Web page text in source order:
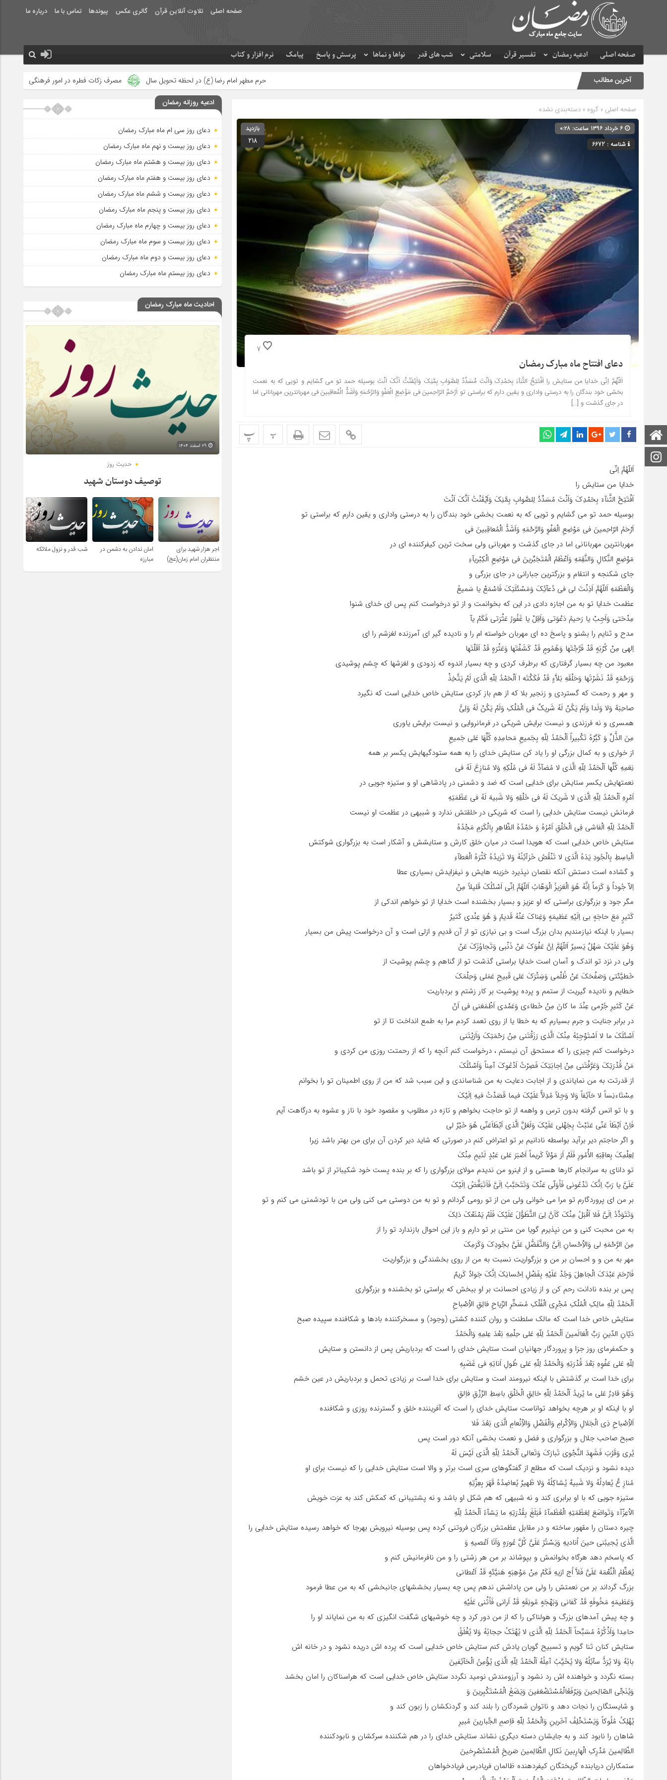
صفحه اصلی تلاوت آنلاین قرآن گالری عکس پیوندها تماس با ما درباره ما
صفحه اصلی ادعیه رمضان تفسیر قرآن سلامتی شب های قدر نواها و نماها پرسش و پاسخ پیامک نرم افزار و کتاب
صفحه اصلی
آخرین مطالب حرم مطهر امام رضا (ع) در لحظه تحویل سال مصرف زکات فطره در امور فرهنگی جلوه‌های بزرگ نصرت الهی در
صفحه اصلی » گروه » دسته‌بندی نشده
شناسه : 6672
بازدید
218
7
دعای افتتاح ماه مبارک رمضان
اَللّهُمَّ اِنّى خدایا من ستایش را اَفْتَتِحُ الثَّنآءَ بِحَمْدِکَ وَاَنْتَ مُسَدِّدٌ لِلصَّوابِ بِمَّنِکَ وَاَیْقَنْتُ اَنَّکَ اَنْتَ بوسیله حمد تو مى گشایم و تویى که به نعمت
بخشى خود بندگان را به درستى وادارى و یقین دارم که براستى تو اَرْحَمُ الرّاحِمینَ فى مَوْضِعِ الْعَفْوِ وَالرَّحْمَهِ وَاَشَدُّ الْمُعاقِبینَ فى مهربانترین مهربانانى اما
در جاى گذشت و […]
پ پ
اَللّهُمَّ اِنّى
خدایا من ستایش را
اَفْتَتِحُ الثَّنآءَ بِحَمْدِکَ وَاَنْتَ مُسَدِّدٌ لِلصَّوابِ بِمَّنِکَ وَاَیْقَنْتُ اَنَّکَ اَنْتَ
بوسیله حمد تو مى گشایم و تویى که به نعمت بخشى خود بندگان را به درستى وادارى و یقین دارم که براستى تو
اَرْحَمُ الرّاحِمینَ فى مَوْضِعِ الْعَفْوِ وَالرَّحْمَهِ وَاَشَدُّ الْمُعاقِبینَ فى
مهربانترین مهربانانى اما در جاى گذشت و مهربانى ولى سخت ترین کیفرکننده اى در
مَوْضِعِ النَّکالِ وَالنَّقِمَهِ وَاَعْظَمُ الْمُتَجَبِّرینَ فى مَوْضِعِ الْکِبْریآءِ
جاى شکنجه و انتقام و بزرگترین جبارانى در جاى بزرگى و
وَالْعَظَمَهِ اَللّهُمَّ اَذِنْتَ لى فى دُعآئِکَ وَمَسْئَلَتِکَ فَاسْمَعْ یا سَمیعُ
عظمت خدایا تو به من اجازه دادى در این که بخوانمت و از تو درخواست کنم پس اى خداى شنوا
مِدْحَتى وَاَجِبْ یا رَحیمُ دَعْوَتى وَاَقِلْ یا غَفُورُ عَثْرَتى فَکَمْ یآ
مدح و ثنایم را بشنو و پاسخ ده اى مهربان خواسته ام را و نادیده گیر اى آمرزنده لغزشم را اى
اِلهى مِنْ کُرْبَهٍ قَدْ فَرَّجْتَها وَهُمُومٍ قَدْ کَشَفْتَها وَعَثْرَهٍ قَدْ اَقَلْتَها
معبود من چه بسیار گرفتارى که برطرف کردى و چه بسیار اندوه که زدودى و لغزشها که چشم پوشیدى
وَرَحْمَهٍ قَدْ نَشَرْتَها وَحَلْقَهِ بَلاَّءٍ قَدْ فَکَکْتَه ا اَلْحَمْدُ لِلّهِ الَّذى لَمْ یَتَّخِذْ
و مهر و رحمت که گستردى و زنجیر بلا که از هم باز کردى ستایش خاص خدایى است که نگیرد
صاحِبَهً وَلا وَلَدا وَلَمْ یَکُنْ لَهُ شَریکٌ فى الْمُلْکِ وَلَمْ یَکُنْ لَهُ وَلِىُّ
همسرى و نه فرزندى و نیست برایش شریکى در فرمانروایى و نیست برایش یاورى
مِنَ الذُّلِّ وَ کَبِّرْهُ تَکْبیراً اَلْحَمْدُ لِلّهِ بِجَمیعِ مَحامِدِهِ کُلِّهَا عَلى جَمیعِ
از خوارى و به کمال بزرگى او را یاد کن ستایش خداى را به همه ستودگیهایش یکسر بر همه
نِعَمِهِ کُلِّها اَلْحَمْدُ لِلّهِ الَّذى لا مُضآدَّ لَهُ فى مُلْکِهِ وَلا مُنازِعَ لَهُ فى
نعمتهایش یکسر ستایش براى خدایى است که ضد و دشمنى در پادشاهى او و ستیزه جویى در
اَمْرِهِ اَلْحَمْدُ لِلّهِ الَّذى لا شَریکَ لَهُ فى خَلْقِهِ وَلا شَبیهَ لَهُ فى عَظَمَتِهِ
فرمانش نیست ستایش خدایى را است که شریکى در خلقتش ندارد و شبیهى در عظمت او نیست
اَلْحَمْدُ لِلّهِ الْفاشى فِى الْخَلْقِ اَمْرُهُ وَ حَمْدُهُ الظّاهِرِ بِالْکَرَمِ مَجْدُهُ
ستایش خاص خدایى است که هویدا است در میان خلق کارش و ستایشش و آشکار است به بزرگوارى شوکتش
الْباسِطِ بِالْجُودِ یَدَهُ الَّذى لا تَنْقُصُ خَزآئِنُهُ وَلا تَزیدُهُ کَثْرَهُ الْعَطآءِ
و گشاده است دستش آنکه نقصان نپذیرد خزینه هایش و نیفزایدش بسیارى عطا
اِلاّ جُوداً وَ کَرَماً اِنَّهُ هُوَ الْعَزیزُ الْوَهّابُ اَللّهُمَّ اِنّى اَسْئَلُکَ قَلیلاً مِنْ
مگر جود و بزرگوارى براستى که او عزیز و بسیار بخشنده است خدایا از تو خواهم اندکى از
کَثیرٍ مَعَ حاجَهٍ بى اِلَیْهِ عَظیمَهٍ وَغِناکَ عَنْهُ قَدیمٌ وَ هُوَ عِنْدى کَثیرٌ
بسیار با اینکه نیازمندیم بدان بزرگ است و بى نیازى تو از آن قدیم و ازلى است و آن درخواست پیش من بسیار
وَهُوَ عَلَیْکَ سَهْلٌ یَسیرٌ اَللّهُمَّ اِنَّ عَفْوَکَ عَنْ ذَنْبى وَتَجاوُزَکَ عَنْ
ولى در نزد تو اندک و آسان است خدایا براستى گذشت تو از گناهم و چشم پوشیت از
خَطیَّئَتى وَصَفْحَکَ عَنْ ظُلْمى وَسَِتْرَکَ عَلى قَبیحِ عَمَلى وَحِلْمَکَ
خطایم و نادیده گیریت از ستمم و پرده پوشیت بر کار زشتم و بردباریت
عَنْ کَثیرِ جُرْمى عِنْدَ ما کانَ مِنْ خَطاءى وَعَمْدى اَطْمَعَنى فى اَنْ
در برابر جنایت و جرم بسیارم که به خطا یا از روى تعمد کردم مرا به طمع انداخت تا از تو
اَسْئَلَکَ ما لا اَسْتَوْجِبُهُ مِنْکَ الَّذى رَزَقْتَنى مِنْ رَحْمَتِکَ وَاَرَیْتَنى
درخواست کنم چیزى را که مستحق آن نیستم ، درخواست کنم آنچه را که از رحمتت روزى من کردى و
مَنْ قُدْرَتِکَ وَعَرَّفْتَنى مِنْ اِجابَتِکَ فَصِرْتُ اَدْعُوکَ آمِناً وَاَسْئَلُکَ
از قدرتت به من نمایاندى و از اجابت دعایت به من شناساندى و این سبب شد که من از روى اطمینان تو را بخوانم
مِسْتَاءنِساً لا خآئِفاً وَلا وَجِلاً مُدِلاًّ عَلَیْکَ فیما قَصَدْتُ فیهِ اِلَیْکَ
و با تو انس گرفته بدون ترس و واهمه از تو حاجت بخواهم و تازه در مطلوب و مقصود خود با ناز و عشوه به درگاهت آیم
فَاِنْ اَبْطَاَ عَنّى عَتَبْتُ بِجَهْلى عَلَیْکَ وَلَعَلَّ الَّذى اَبْطَاَعَنّى هُوَ خَیْرٌ لى
و اگر حاجتم دیر برآید بواسطه نادانیم بر تو اعتراض کنم در صورتى که شاید دیر کردن آن براى من بهتر باشد زیرا
لِعِلْمِکَ بِعاقِبَهِ الاُْمُورِ فَلَمْ اَرَ مَوْلاً کَریماً اَصْبَرَ عَلى عَبْدٍ لَئیمٍ مِنْکَ
تو داناى به سرانجام کارها هستى و از اینرو من ندیدم مولاى بزرگوارى را که بر بنده پست خود شکیباتر از تو باشد
عَلَىَّ یا رَبِّ اِنَّکَ تَدْعُونى فَاُوَلّى عَنْکَ وَتَتَحَبَّبُ اِلَىَّ فَاَتَبَغَّضُ اِلَیْکَ
بر من اى پروردگارم تو مرا مى خوانى ولى من از تو رومى گردانم و تو به من دوستى مى کنى ولى من با تودشمنى مى کنم و تو
وَتَتَوَدَّدُ اِلَىَّ فَلا اَقْبَلُ مِنْکَ کَاَنَّ لِىَ التَّطَوُّلَ عَلَیْکَ فَلَمْ یَمْنَعْکَ ذلِکَ
به من محبت کنى و من نپذیرم گویا من منتى بر تو دارم و باز این احوال بازندارد تو را از
مِنَ الرَّحْمَهِ لى وَالاِْحْسانِ اِلَىَّ وَالتَّفَضُّلِ عَلَىَّ بجُودِکَ وَکَرَمِکَ
مهر به من و و احسان بر من و بزرگواریت نسبت به من از روى بخشندگى و بزرگواریت
فَارْحَمَ عَبْدَکَ الْجاهِلَ وَجُدْ عَلَیْهِ بِفَضْلِ اِحْسانِکَ اِنَّکَ جَوادٌ کَریمٌ
پس بر بنده نادانت رحم کن و از زیادى احسانت بر او ببخش که براستى تو بخشنده و بزرگوارى
اَلْحَمْدُ لِلّهِ مالِکِ الْمُلْکِ مُجْرِى الْفُلْکِ مُسَخِّرِ الرِّیاحِ فالِقِ الاِْصْباحِ
ستایش خاص خدا است که مالک سلطنت و روان کننده کشتى (وجود) و مسخرکننده بادها و شکافنده سپیده صبح
دَیّانِ الدّینِ رَبِّ الْعَالَمینَ اَلْحَمْدُ لِلّهِ عَلى حِلْمِهِ بَعْدَ عِلمِهِ وَالْحَمْدُ
و حکمفرماى روز جزا و پروردگار جهانیان است ستایش خداى را است که بردباریش پس از دانستن و ستایش
لِلّهِ عَلى عَفْوِهِ بَعْدَ قُدْرَتِهِ وَالْحَمْدُ لِلّهِ عَلى طُولِ اَناتِهِ فى غَضَبِهِ
براى خدا است بر گذشتش با اینکه نیرومند است و ستایش براى خدا است بر زیادى تحمل و بردباریش در عین خشم
وَهُوَ قادِرٌ عَلى ما یُریدُ اَلْحَمْدُ لِلّهِ خالِقِ الْخَلْقِ باسِطِ الرِّزْقِ فاِلقِ
او با اینکه او بر هرچه بخواهد تواناست ستایش خداى را است که آفریننده خلق و گسترنده روزى و شکافنده
اَلاِْصْباحِ ذِى الْجَلالِ وَالاِْکْرامِ وَالْفَضْلِ وَالاِْنْعامِ الَّذى بَعُدَ فَلا
صبح صاحب جلال و بزرگوارى و فضل و نعمت بخشى آنکه دور است پس
یُرى وَقَرُبَ فَشَهِدَ النَّجْوى تَبارَکَ وَتَعالى اَلْحَمْدُ لِلّهِ الَّذى لَیْسَ لَهُ
دیده نشود و نزدیک است که مطلع از گفتگوهاى سرى است برتر و والا است ستایش خدایى را که نیست براى او
مُنازِ عٌ یُعادِلُهُ وَلا شَبیهٌ یُشاکِلُهُ وَلا ظَهیرٌ یُعاضِدُهُ قَهَرَ بِعِزَّتِهِ
ستیزه جویى که با او برابرى کند و نه شبیهى که هم شکل او باشد و نه پشتیبانى که کمکش کند به عزت خویش
الاْعِزّآءَ وَتَواضَعَ لِعَظَمَتِهِ الْعُظَمآءُ فَبَلَغَ بِقُدْرَتِهِ ما یَشآءُ اَلْحَمْدُ لِلّهِ
چیره دستان را مقهور ساخته و در مقابل عظمتش بزرگان فروتنى کرده پس بوسیله نیرویش بهرجا که خواهد رسیده ستایش خدایى را
الَّذى یُجیبُنى حینَ اُنادیهِ وَیَسْتُرُ عَلَىَّ کُلَّ عُورَهٍ وَاَنَا اَعْصیهِ وَ
که پاسخم دهد هرگاه بخوانمش و بپوشاند بر من هر زشتى را و من نافرمانیش کنم و
یُعَظِّمُ الْنِّعْمَهَ عَلَىَّ فَلاَّ اُج ازیهِ فَکَمْ مِنْ مَوْهِبَهٍ هَنیَّئَهٍ قَدْ اَعْطانى
بزرگ گرداند بر من نعمتش را ولى من پاداشش ندهم پس چه بسیار بخششهاى جانبخشى که به من عطا فرمود
وَعَظیمَهٍ مَخُوفَهٍ قَدْ کَفانى وَبَهْجَهٍ مُونِقَهٍ قَدْ اَرانى فَاُثْنى عَلَیْهِ
و چه پیش آمدهاى بزرگ و هولناکى را که از من دور کرد و چه خوشیهاى شگفت انگیزى که به من نمایاند او را
حامِدا وَاَذْکُرُهُ مُسَبِّحاً اَلْحَمْدُ لِلّهِ الَّذى لا یُهْتَکُ حِجابُهُ وَلا یُغْلَقُ
ستایش کنان ثنا گویم و تسبیح گویان یادش کنم ستایش خاص خدایى است که پرده اش دریده نشود و در خانه اش
بابُهُ وَلا یُرَدُّ سآئِلُهُ وَلا یُخَیَّبُ آمِلُهُ اَلْحَمْدُ لِلّهِ الَّذى یُؤْمِنُ الْخآئِفینَ
بسته نگردد و خواهنده اش رد نشود و آرزومندش نومید نگردد ستایش خاص خدایى است که هراسناکان را امان بخشد
وَیُنَجِّى الصّالِحینَ وَیَرْفَعُالْمُسْتَضْعَفینَ وَیَضَعُ الْمُسْتَکْبِرینَ وَ
و شایستگان را نجات دهد و ناتوان شمردگان را بلند کند و گردنکشان را زبون کند و
یُهْلِکُ مُلُوکاً وَیَسْتَخْلِفُ آخَرینِ وَالْحَمْدُ لِلّهِ قاِصمِ الجَّبارینَ مُبیرِ
شاهان را نابود کند و به جایشان دسته دیگرى نشاند ستایش خداى را در هم شکننده سرکشان و نابودکننده
الظّالِمینَ مُدْرِکِ الْهارِبینَ نَکالِ الظّالِمینَ صَریخِ الْمُسْتَصْرِخینَ
ستمکاران دریابنده گریختگان کیفردهنده ظالمان فریادرس فریادخواهان
ادعیه روزانه رمضان
دعای روز سی ام ماه مبارک رمضان
دعای روز بیست و نهم ماه مبارک رمضان
دعای روز بیست و هشتم ماه مبارک رمضان
دعای روز بیست و هفتم ماه مبارک رمضان
دعای روز بیست و ششم ماه مبارک رمضان
دعای روز بیست و پنجم ماه مبارک رمضان
دعای روز بیست و چهارم ماه مبارک رمضان
دعای روز بیست و سوم ماه مبارک رمضان
دعای روز بیست و دوم ماه مبارک رمضان
دعای روز بیستم ماه مبارک رمضان
احادیث ماه مبارک رمضان
حدیث روز
توصیف دوستان شهید
اجر هزار شهید برای
منتظران امام زمان(عج)
امان ندادن به دشمن در
مبارزه
شب قدر و نزول ملائکه